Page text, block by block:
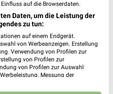
Langenfeld - Richrath
- Richrath
auf die Browserdaten.
Daten, um die Leistung der
zu tun:
auf einem Endgerät.
von Werbeanzeigen. Erstellung
Verwendung von Profilen zur
von Profilen zur
von Profilen zur Auswahl
Messung der
Quellen. Entwicklung und